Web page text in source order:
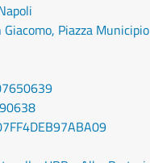
Giacomo, Piazza Municipio